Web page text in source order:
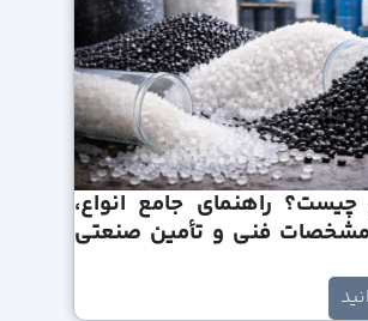
چیست؟ راهنمای جامع انواع،
مشخصات فنی و تأمین صنعتی